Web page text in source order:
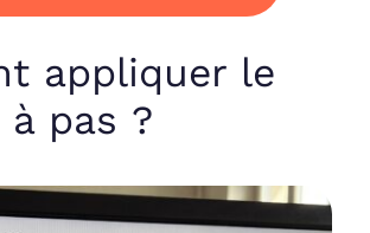
appliquer le
pas ?